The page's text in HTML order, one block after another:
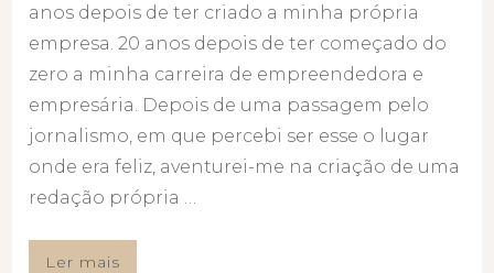
anos depois de ter criado a minha própria
empresa. 20 anos depois de ter começado do
zero a minha carreira de empreendedora e
empresária. Depois de uma passagem pelo
jornalismo, em que percebi ser esse o lugar
onde era feliz, aventurei-me na criação de uma
redação própria …
Ler mais